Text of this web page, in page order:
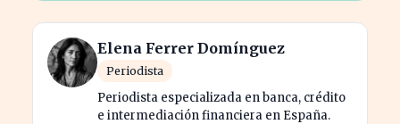
Elena Ferrer Domínguez
Periodista
Periodista especializada en banca, crédito
e intermediación financiera en España.